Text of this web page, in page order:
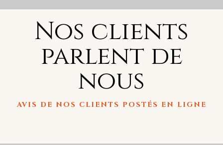
AVIS DE NOS CLIENTS POSTÉS EN LIGNE
Nos clients
parlent de
nous